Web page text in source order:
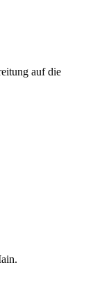
auf die